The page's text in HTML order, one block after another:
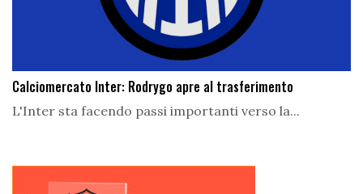
Calciomercato Inter: Rodrygo apre al trasferimento
L'Inter sta facendo passi importanti verso la...